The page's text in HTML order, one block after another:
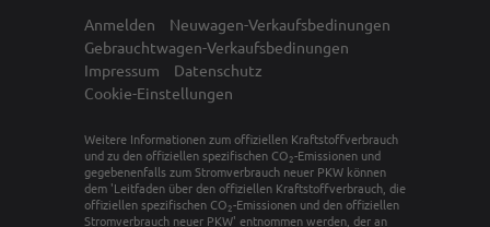
Anmelden
Neuwagen-Verkaufsbedinungen
Gebrauchtwagen-Verkaufsbedinungen
Impressum
Datenschutz
Cookie-Einstellungen
Weitere Informationen zum offiziellen Kraftstoffverbrauch
und zu den offiziellen spezifischen CO 2-Emissionen und
gegebenenfalls zum Stromverbrauch neuer PKW können
dem 'Leitfaden über den offiziellen Kraftstoffverbrauch, die
offiziellen spezifischen CO 2-Emissionen und den offiziellen
Stromverbrauch neuer PKW' entnommen werden, der an